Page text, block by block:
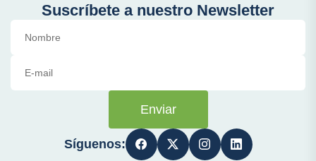
Suscríbete a nuestro Newsletter
Enviar
Síguenos: